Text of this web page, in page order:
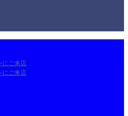
にご来店
にご来店